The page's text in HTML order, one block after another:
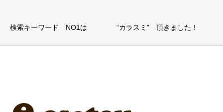
検索キーワード NO1は “カラスミ” 頂きました！